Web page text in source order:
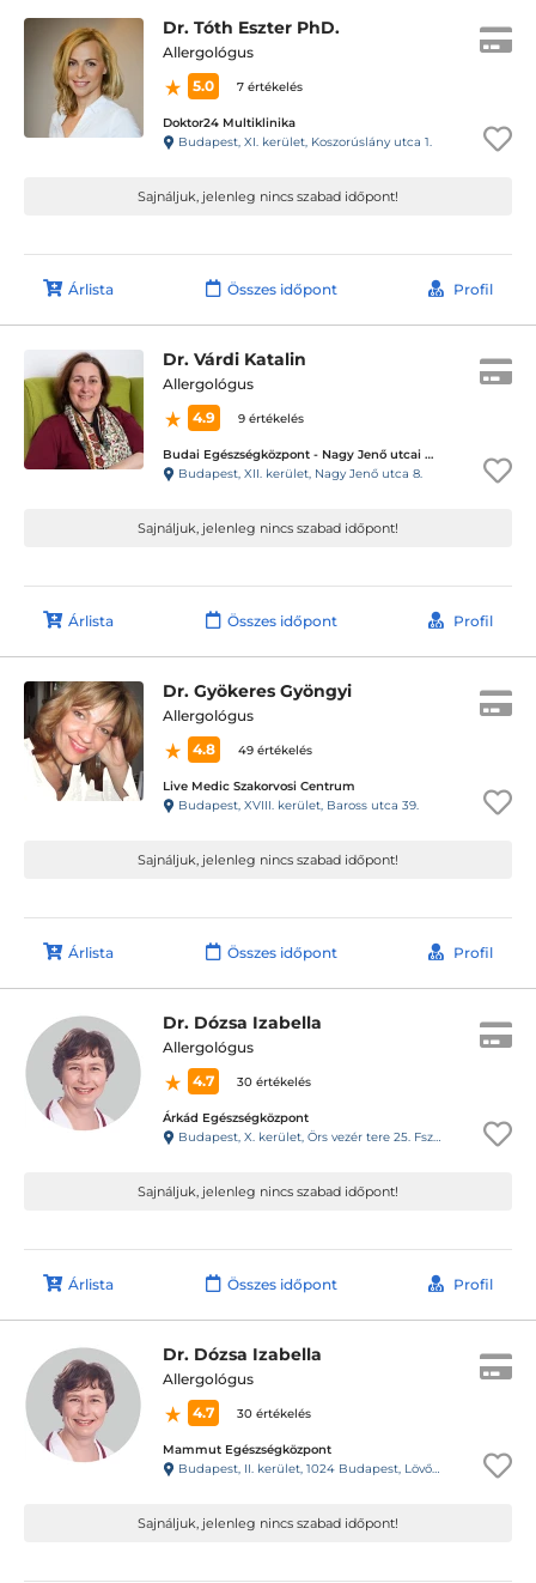
Dr. Tóth Eszter PhD.
Allergológus
5.0
7 értékelés
Doktor24 Multiklinika
Budapest, XI. kerület, Koszorúslány utca 1.
Sajnáljuk, jelenleg nincs szabad időpont!
Árlista Összes időpont Profil
Dr. Várdi Katalin
Allergológus
4.9
9 értékelés
Budai Egészségközpont - Nagy Jenő utcai magánrendelők
Budapest, XII. kerület, Nagy Jenő utca 8.
Sajnáljuk, jelenleg nincs szabad időpont!
Árlista Összes időpont Profil
Dr. Gyökeres Gyöngyi
Allergológus
4.8
49 értékelés
Live Medic Szakorvosi Centrum
Budapest, XVIII. kerület, Baross utca 39.
Sajnáljuk, jelenleg nincs szabad időpont!
Árlista Összes időpont Profil
Dr. Dózsa Izabella
Allergológus
4.7
30 értékelés
Árkád Egészségközpont
Budapest, X. kerület, Örs vezér tere 25. Fsz.048
Sajnáljuk, jelenleg nincs szabad időpont!
Árlista Összes időpont Profil
Dr. Dózsa Izabella
Allergológus
4.7
30 értékelés
Mammut Egészségközpont
Budapest, II. kerület, 1024 Budapest, Lövőház utca 1-5. Mammut II., 4. emelet
Sajnáljuk, jelenleg nincs szabad időpont!